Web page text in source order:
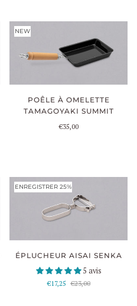
NEW
POÊLE À OMELETTE
TAMAGOYAKI SUMMIT
€35,00
ENREGISTRER 25%
ÉPLUCHEUR AISAI SENKA
5 avis
€17,25 €23,00